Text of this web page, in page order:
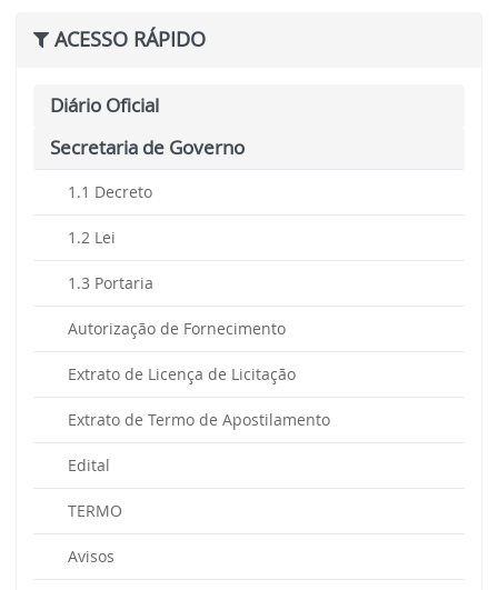
ACESSO RÁPIDO
Diário Oficial
Secretaria de Governo
1.1 Decreto
1.2 Lei
1.3 Portaria
Autorização de Fornecimento
Extrato de Licença de Licitação
Extrato de Termo de Apostilamento
Edital
TERMO
Avisos